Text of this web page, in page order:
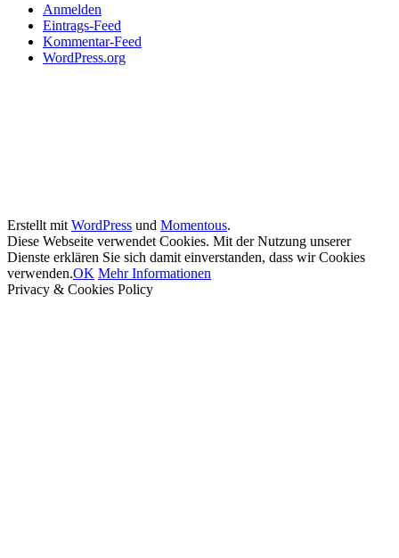
Anmelden
Eintrags-Feed
Kommentar-Feed
WordPress.org
Erstellt mit WordPress und Momentous.
Diese Webseite verwendet Cookies. Mit der Nutzung unserer
Dienste erklären Sie sich damit einverstanden, dass wir Cookies
verwenden.OK Mehr Informationen
Privacy & Cookies Policy